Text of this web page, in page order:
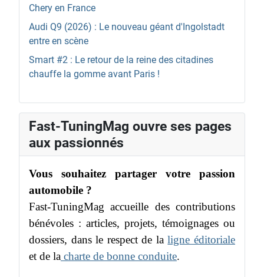
Chery en France
Audi Q9 (2026) : Le nouveau géant d'Ingolstadt
entre en scène
Smart #2 : Le retour de la reine des citadines
chauffe la gomme avant Paris !
Fast-TuningMag ouvre ses pages
aux passionnés
Vous souhaitez partager votre passion
automobile ?
Fast-TuningMag accueille des contributions
bénévoles : articles, projets, témoignages ou
dossiers, dans le respect de laligne éditoriale
et de la charte de bonne conduite.